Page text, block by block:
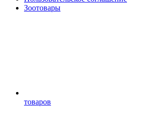
Зоотовары
товаров